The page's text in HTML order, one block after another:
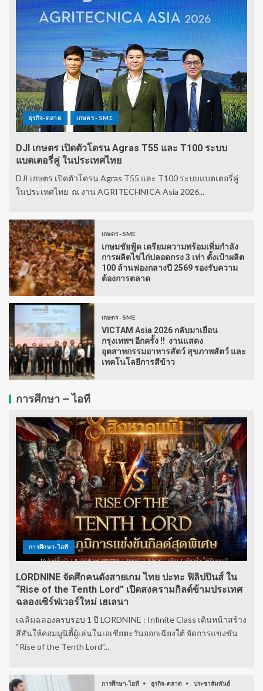
ธุรกิจ-ตลาด เกษตร - SME
DJI เกษตร เปิดตัวโดรน Agras T55 และ T100 ระบบ
แบตเตอรี่คู่ ในประเทศไทย
DJI เกษตร เปิดตัวโดรน Agras T55 และ T100 ระบบแบตเตอรี่คู่
ในประเทศไทย ณ งาน AGRITECHNICA Asia 2026...
เกษตร - SME
เกษมชัยฟู้ด เตรียมความพร้อมเพิ่มกำลัง
การผลิตไข่ไก่ปลอดกรง 3 เท่า ตั้งเป้าผลิต
100 ล้านฟองกลางปี 2569 รองรับความ
ต้องการตลาด
เกษตร - SME
VICTAM Asia 2026 กลับมาเยือน
กรุงเทพฯ อีกครั้ง !! งานแสดง
อุตสาหกรรมอาหารสัตว์ สุขภาพสัตว์ และ
เทคโนโลยีการสีข้าว
การศึกษา – ไอที
การศึกษา-ไอที
LORDNINE จัดศึกคนดังสายเกม ไทย ปะทะ ฟิลิปปินส์ ใน
“Rise of the Tenth Lord” เปิดสงครามกิลด์ข้ามประเทศ
ฉลองเซิร์ฟเวอร์ใหม่ เฮเลนา
เฉลิมฉลองครบรอบ 1 ปี LORDNINE : Infinite Class เดินหน้าสร้าง
สีสันให้คอมมูนิตี้ผู้เล่นในเอเชียตะวันออกเฉียงใต้ จัดการแข่งขัน
“Rise of the Tenth Lord”...
การศึกษา-ไอที ธุรกิจ-ตลาด ประชาสัมพันธ์